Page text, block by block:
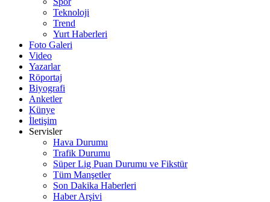
Teknoloji
Trend
Yurt Haberleri
Foto Galeri
Video
Yazarlar
Röportaj
Biyografi
Anketler
Künye
İletişim
Servisler
Hava Durumu
Trafik Durumu
Süper Lig Puan Durumu ve Fikstür
Tüm Manşetler
Son Dakika Haberleri
Haber Arşivi